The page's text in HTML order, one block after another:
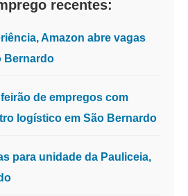
recentes:
Amazon abre vagas
Bernardo
de empregos com
logístico em São Bernardo
para unidade da Pauliceia,